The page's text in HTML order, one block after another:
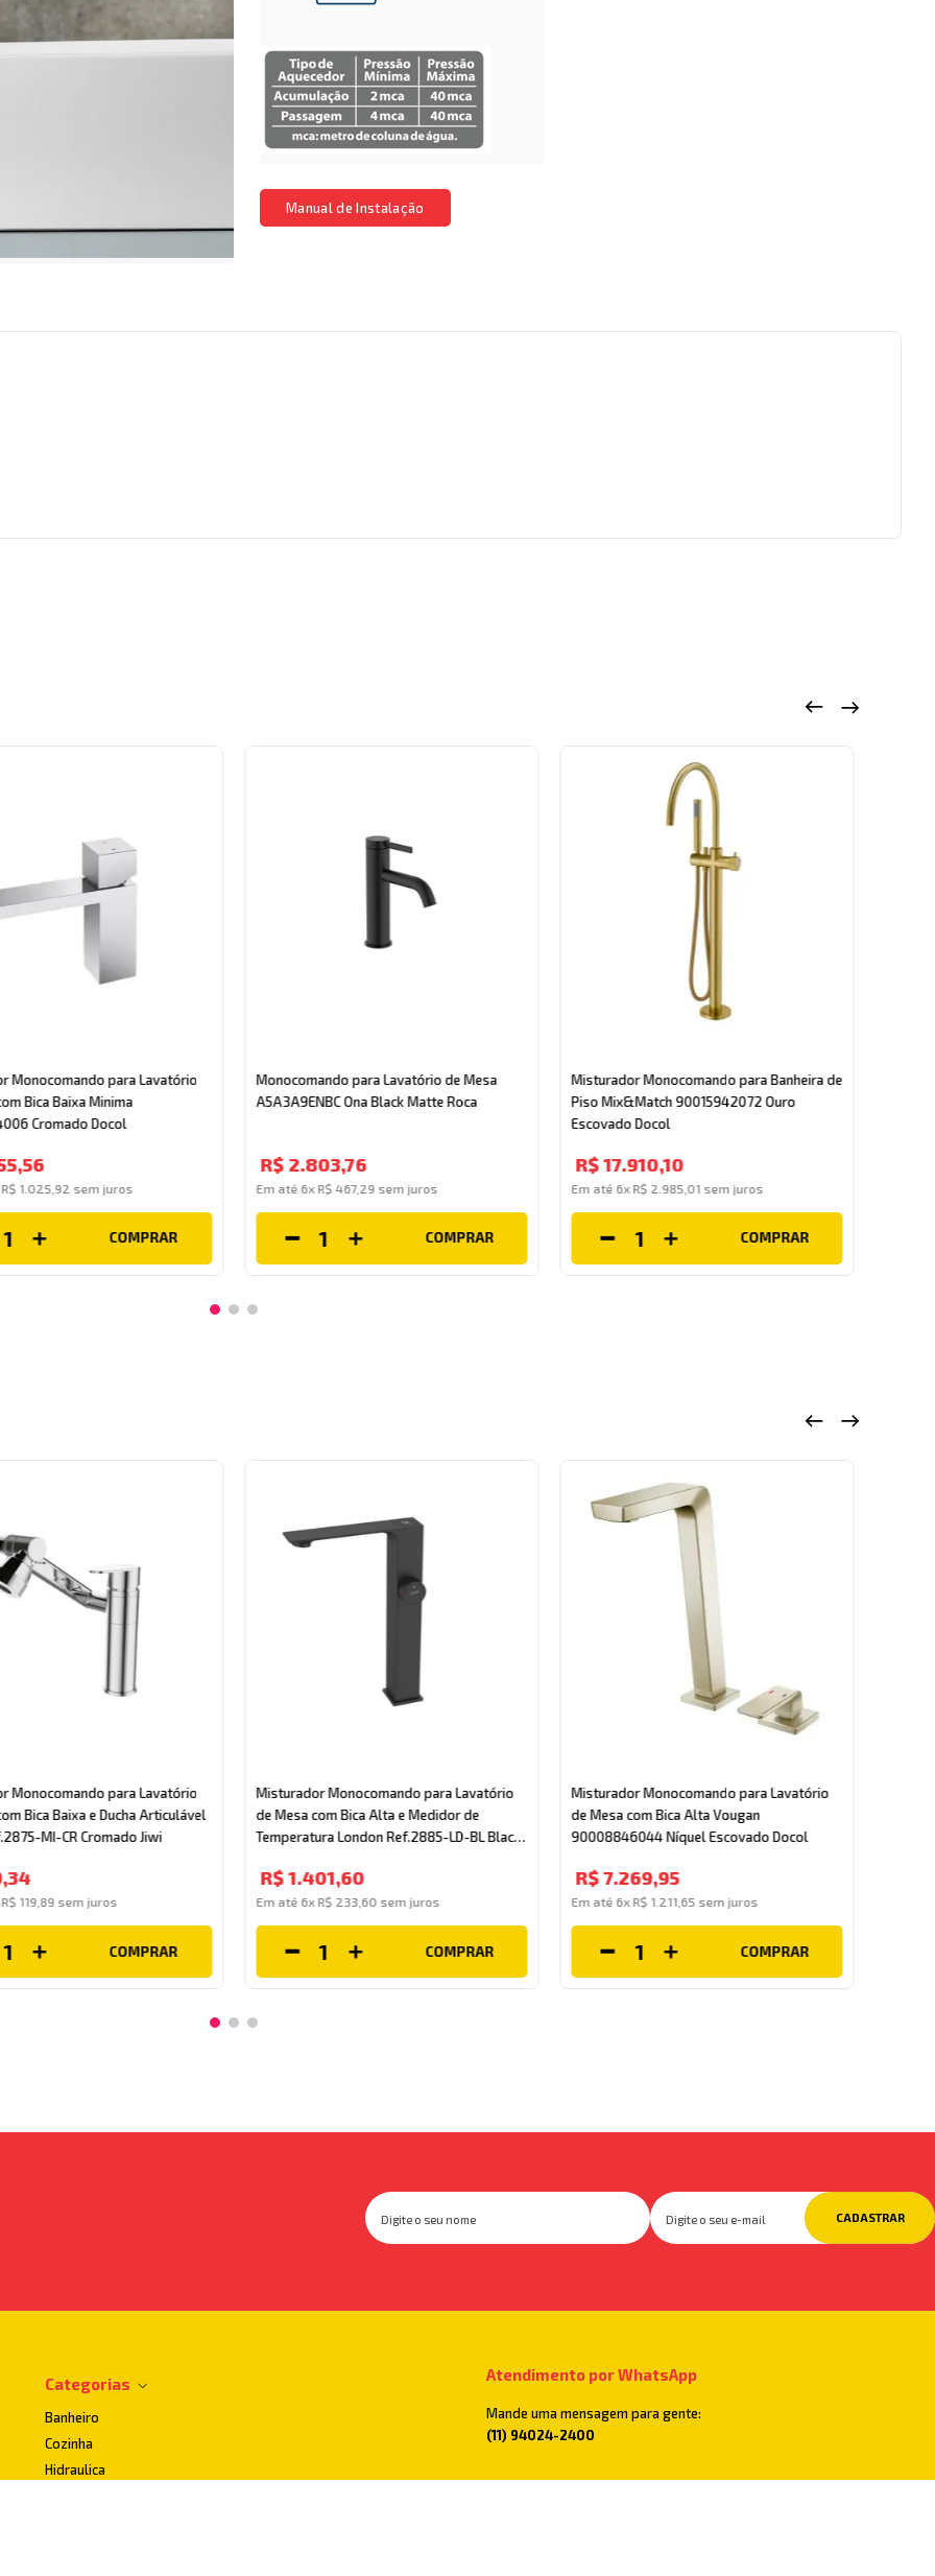
Manual de Instalação
Monocomando para Lavatório
Bica Baixa Minima
Cromado Docol
,56
R$ 1 025 92 sem juros
COMPRAR
Monocomando para Lavatório de Mesa
A5A3A9ENBC Ona Black Matte Roca
R$ 2.803,76
Em até 6x R$ 467, 29sem juros
COMPRAR
Misturador Monocomando para Banheira de
Piso Mix&Match 90015942072 Ouro
Escovado Docol
R$17.910,10
Em até 6x R$ 2 985 01 sem juros
COMPRAR
Monocomando para Lavatório
Bica Baixa e Ducha Articulável
MI-CR Cromado Jiwi
,34
R$ 119 89 sem juros
COMPRAR
Misturador Monocomando para Lavatório
de Mesa com Bica Alta e Medidor de
Temperatura London Ref.2885-LD-BL Black
R$1.401,60
Em até 6x R$ 233, 60sem juros
COMPRAR
Misturador Monocomando para Lavatório
de Mesa com Bica Alta Vougan
90008846044 Níquel Escovado Docol
R$7.269,95
Em até 6x R$ 1 211 65 sem juros
COMPRAR
CADASTRAR
Categorias
Banheiro
Cozinha
Hidraulica
Atendimento por WhatsApp
Mande uma mensagem para gente:
(11) 94024-2400